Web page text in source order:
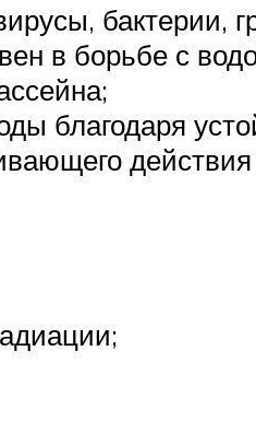
бактерии,
в борьбе с
благодаря
действия